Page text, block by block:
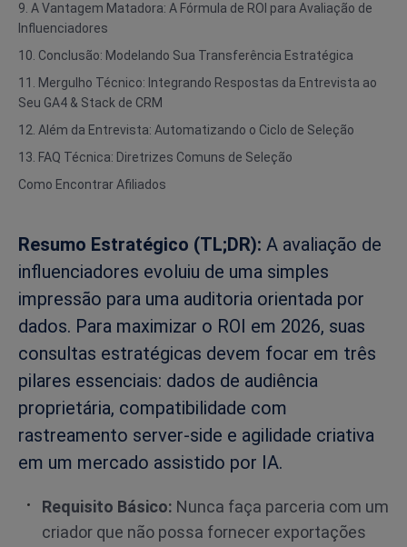
9. A Vantagem Matadora: A Fórmula de ROI para Avaliação de
Influenciadores
10. Conclusão: Modelando Sua Transferência Estratégica
11. Mergulho Técnico: Integrando Respostas da Entrevista ao
Seu GA4 & Stack de CRM
12. Além da Entrevista: Automatizando o Ciclo de Seleção
13. FAQ Técnica: Diretrizes Comuns de Seleção
Como Encontrar Afiliados
Resumo Estratégico (TL;DR): A avaliação de
influenciadores evoluiu de uma simples
impressão para uma auditoria orientada por
dados. Para maximizar o ROI em 2026, suas
consultas estratégicas devem focar em três
pilares essenciais: dados de audiência
proprietária, compatibilidade com
rastreamento server-side e agilidade criativa
em um mercado assistido por IA.
Requisito Básico: Nunca faça parceria com um
criador que não possa fornecer exportações